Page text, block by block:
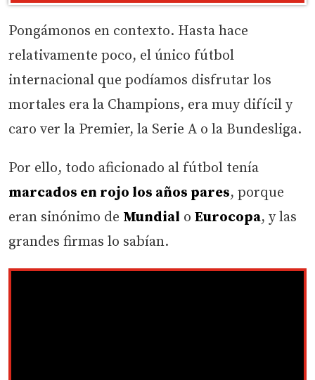
Pongámonos en contexto. Hasta hace
relativamente poco, el único fútbol
internacional que podíamos disfrutar los
mortales era la Champions, era muy difícil y
caro ver la Premier, la Serie A o la Bundesliga.
Por ello, todo aficionado al fútbol tenía
marcados en rojo los años pares, porque
eran sinónimo de Mundial o Eurocopa, y las
grandes firmas lo sabían.